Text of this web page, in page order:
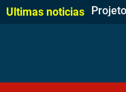
Ultimas noticias De
Dia
Corpo
Içara
Idosa